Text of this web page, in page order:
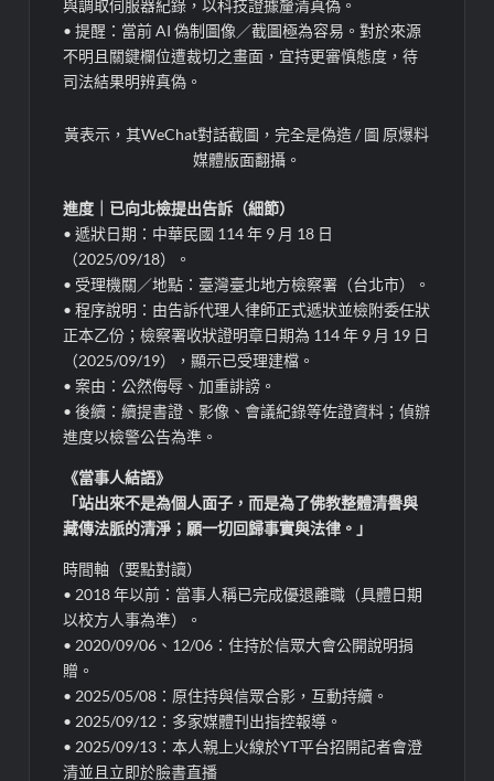
與調取伺服器紀錄，以科技證據釐清真偽。
• 提醒：當前 AI 偽制圖像／截圖極為容易。對於來源
不明且關鍵欄位遭裁切之畫面，宜持更審慎態度，待
司法結果明辨真偽。
黃表示，其WeChat對話截圖，完全是偽造 / 圖 原爆料
媒體版面翻攝。
進度｜已向北檢提出告訴（細節）
• 遞狀日期：中華民國 114 年 9 月 18 日
（2025/09/18）。
• 受理機關／地點：臺灣臺北地方檢察署（台北市）。
• 程序說明：由告訴代理人律師正式遞狀並檢附委任狀
正本乙份；檢察署收狀證明章日期為 114 年 9 月 19 日
（2025/09/19），顯示已受理建檔。
• 案由：公然侮辱、加重誹謗。
• 後續：續提書證、影像、會議紀錄等佐證資料；偵辦
進度以檢警公告為準。
《當事人結語》
「站出來不是為個人面子，而是為了佛教整體清譽與
藏傳法脈的清淨；願一切回歸事實與法律。」
時間軸（要點對讀）
• 2018 年以前：當事人稱已完成優退離職（具體日期
以校方人事為準）。
• 2020/09/06、12/06：住持於信眾大會公開說明捐
贈。
• 2025/05/08：原住持與信眾合影，互動持續。
• 2025/09/12：多家媒體刊出指控報導。
• 2025/09/13：本人親上火線於YT平台招開記者會澄
清並且立即於臉書直播